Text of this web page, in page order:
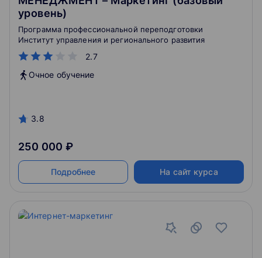
уровень)
2.7
Программа профессиональной переподготовки
Институт управления и регионального развития
Очное обучение
3.8
250 000 ₽
Подробнее На сайт курса